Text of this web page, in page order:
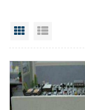
Visualização